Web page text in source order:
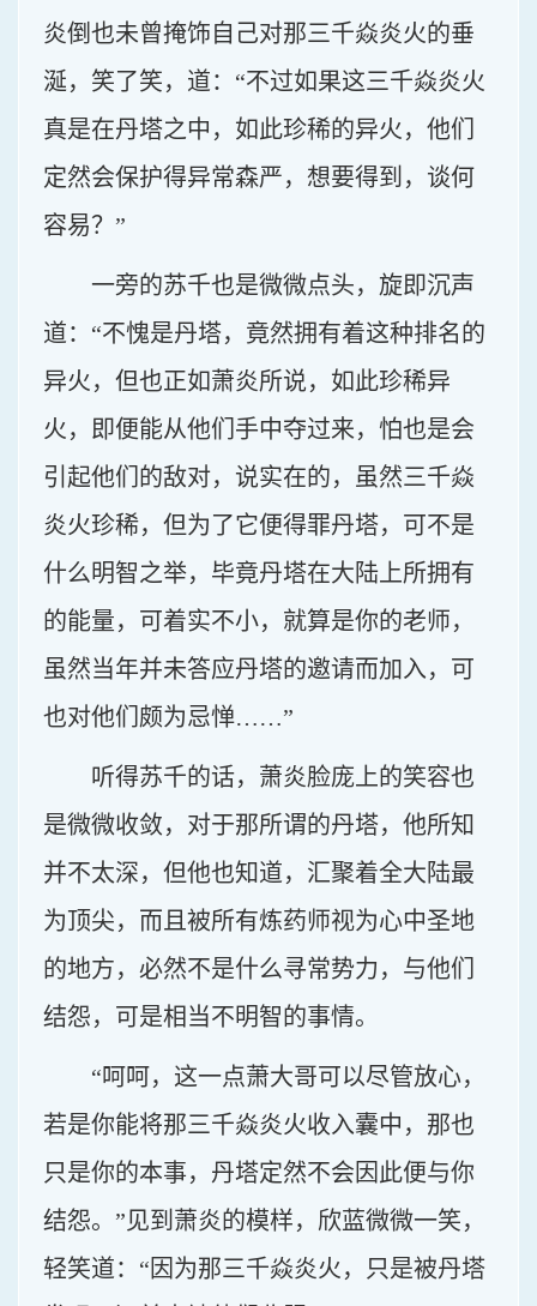
炎倒也未曾掩饰自己对那三千焱炎火的垂
涎，笑了笑，道：“不过如果这三千焱炎火
真是在丹塔之中，如此珍稀的异火，他们
定然会保护得异常森严，想要得到，谈何
容易？”
一旁的苏千也是微微点头，旋即沉声
道：“不愧是丹塔，竟然拥有着这种排名的
异火，但也正如萧炎所说，如此珍稀异
火，即便能从他们手中夺过来，怕也是会
引起他们的敌对，说实在的，虽然三千焱
炎火珍稀，但为了它便得罪丹塔，可不是
什么明智之举，毕竟丹塔在大陆上所拥有
的能量，可着实不小，就算是你的老师，
虽然当年并未答应丹塔的邀请而加入，可
也对他们颇为忌惮……”
听得苏千的话，萧炎脸庞上的笑容也
是微微收敛，对于那所谓的丹塔，他所知
并不太深，但他也知道，汇聚着全大陆最
为顶尖，而且被所有炼药师视为心中圣地
的地方，必然不是什么寻常势力，与他们
结怨，可是相当不明智的事情。
“呵呵，这一点萧大哥可以尽管放心，
若是你能将那三千焱炎火收入囊中，那也
只是你的本事，丹塔定然不会因此便与你
结怨。”见到萧炎的模样，欣蓝微微一笑，
轻笑道：“因为那三千焱炎火，只是被丹塔